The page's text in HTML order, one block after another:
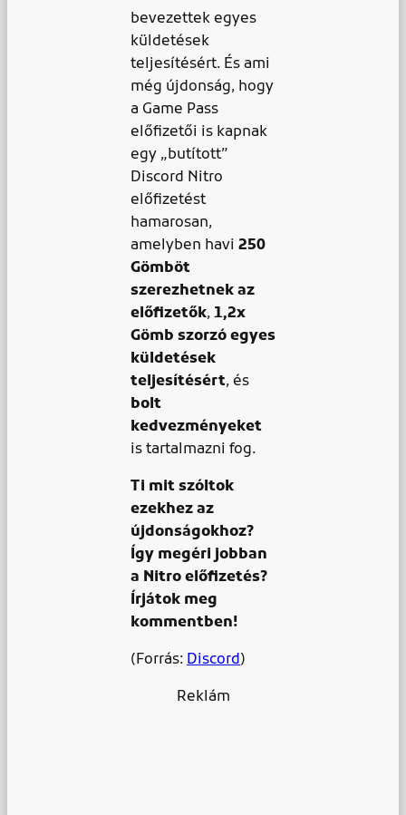
bevezettek egyes
küldetések
teljesítésért. És ami
még újdonság, hogy
a Game Pass
előfizetői is kapnak
egy „butított”
Discord Nitro
előfizetést
hamarosan,
amelyben havi 250
Gömböt
szerezhetnek az
előfizetők,1,2x
Gömb szorzó egyes
küldetések
teljesítésért, és
bolt
kedvezményeket
is tartalmazni fog.
Ti mit szóltok
ezekhez az
újdonságokhoz?
Így megéri jobban
a Nitro előfizetés?
Írjátok meg
kommentben!
(Forrás: Discord)
Reklám